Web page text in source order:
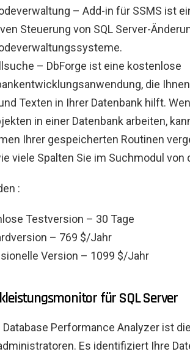
– Add-in für SSMS ist
Steuerung von SQL Server-
– DbForge ist eine kostenlose
die
Texten in Ihrer Datenbank hilft.
in einer Datenbank arbeiten,
Ihrer gespeicherten Routinen
viele Spalten Sie im Suchmodul
:
Testversion – 30 Tage
– 769 $/Jahr
Version – 1099 $/Jahr
für SQL Server
Database Performance Analyzer ist
Es identifiziert Ihre